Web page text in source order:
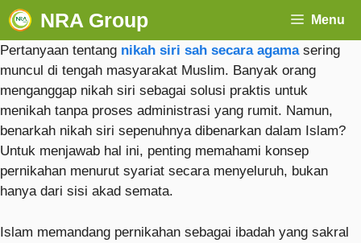
NRA Group Menu
Pertanyaan tentang nikah siri sah secara agamasering
muncul di tengah masyarakat Muslim. Banyak orang
menganggap nikah siri sebagai solusi praktis untuk
menikah tanpa proses administrasi yang rumit. Namun,
benarkah nikah siri sepenuhnya dibenarkan dalam Islam?
Untuk menjawab hal ini, penting memahami konsep
pernikahan menurut syariat secara menyeluruh, bukan
hanya dari sisi akad semata.
Islam memandang pernikahan sebagai ibadah yang sakral